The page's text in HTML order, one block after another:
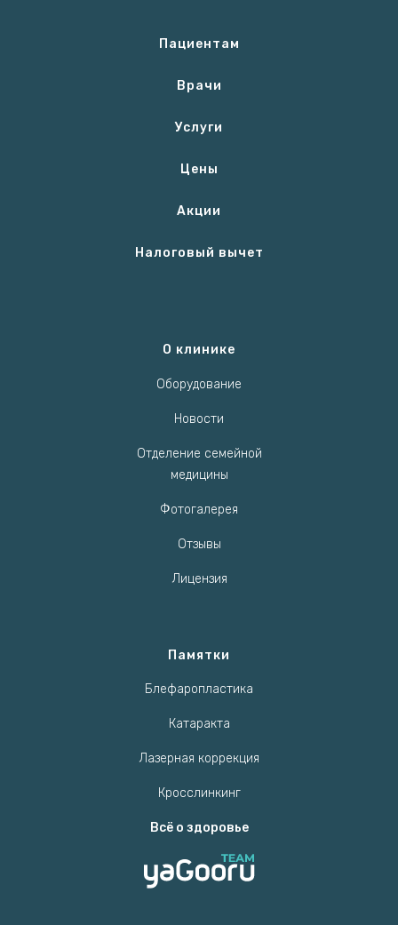
Пациентам
Врачи
Услуги
Цены
Акции
Налоговый вычет
О клинике
Оборудование
Новости
Отделение семейной
медицины
Фотогалерея
Отзывы
Лицензия
Памятки
Блефаропластика
Катаракта
Лазерная коррекция
Кросслинкинг
Всё о здоровье